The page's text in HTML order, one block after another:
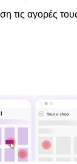
τις αγορές